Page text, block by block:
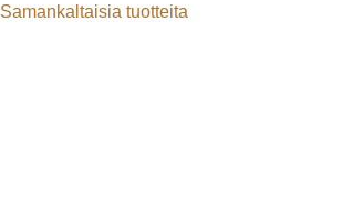
Samankaltaisia tuotteita